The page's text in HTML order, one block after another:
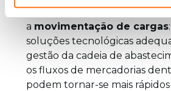
Tornar mais eficiente a
a movimentação de cargas
soluções tecnológicas
gestão da cadeia de
os fluxos de mercadorias
podem tornar-se mais